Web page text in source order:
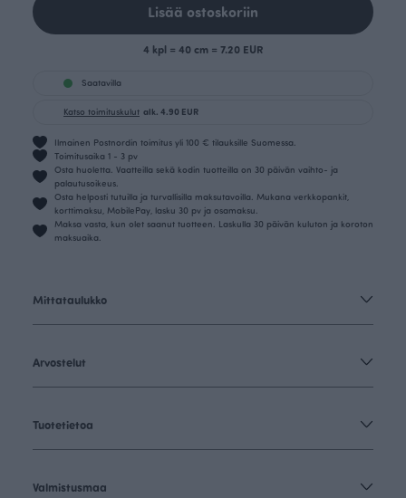
Lisää ostoskoriin
4 kpl = 40 cm = 7.20 EUR
Saatavilla
Katso toimituskulut alk. 4.90 EUR
Ilmainen Postnordin toimitus yli 100 € tilauksille Suomessa.
Toimitusaika 1 - 3 pv
Osta huoletta. Vaatteilla sekä kodin tuotteilla on 30 päivän vaihto- ja
palautusoikeus.
Osta helposti tutuilla ja turvallisilla maksutavoilla. Mukana verkkopankit,
korttimaksu, MobilePay, lasku 30 pv ja osamaksu.
Maksa vasta, kun olet saanut tuotteen. Laskulla 30 päivän kuluton ja koroton
maksuaika.
Mittataulukko
Arvostelut
Tuotetietoa
Valmistusmaa